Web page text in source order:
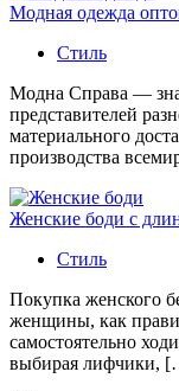
Модная одежда
Стиль
Модна Справа —
представителей
материального
производства
Женские боди с
Стиль
Покупка женского
женщины, как
самостоятельно
выбирая лифчики,